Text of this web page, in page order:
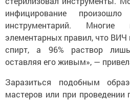
инфицирование
инструментарий.
элементарных правил, что ВИЧ
спирт, а 96% раствор
оставляя его живым», —
Заразиться подобным
мастеров или при проведении